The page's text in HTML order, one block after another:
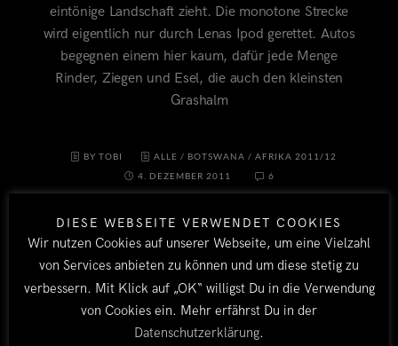
eintönige Landschaft zieht. Die monotone Strecke
wird eigentlich nur durch Lenas Ipod gerettet. Autos
begegnen einem hier kaum, dafür jede Menge
Rinder, Ziegen und Esel, die auch den kleinsten
Grashalm
BY TOBI ALLE / BOTSWANA /AFRIKA 2011/12
4. DEZEMBER 2011
6
DIESE WEBSEITE VERWENDET COOKIES
Wir nutzen Cookies auf unserer Webseite, um eine Vielzahl
von Services anbieten zu können und um diese stetig zu
verbessern. Mit Klick auf „OK“ willigst Du in die Verwendung
von Cookies ein. Mehr erfährst Du in der
Datenschutzerklärung.